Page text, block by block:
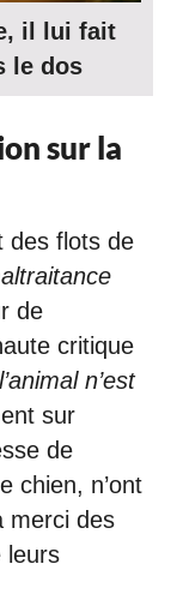
il lui fait
le dos
sur la
des flots de
de
critique
n’est
sur
de
chien, n’ont
merci des
leurs